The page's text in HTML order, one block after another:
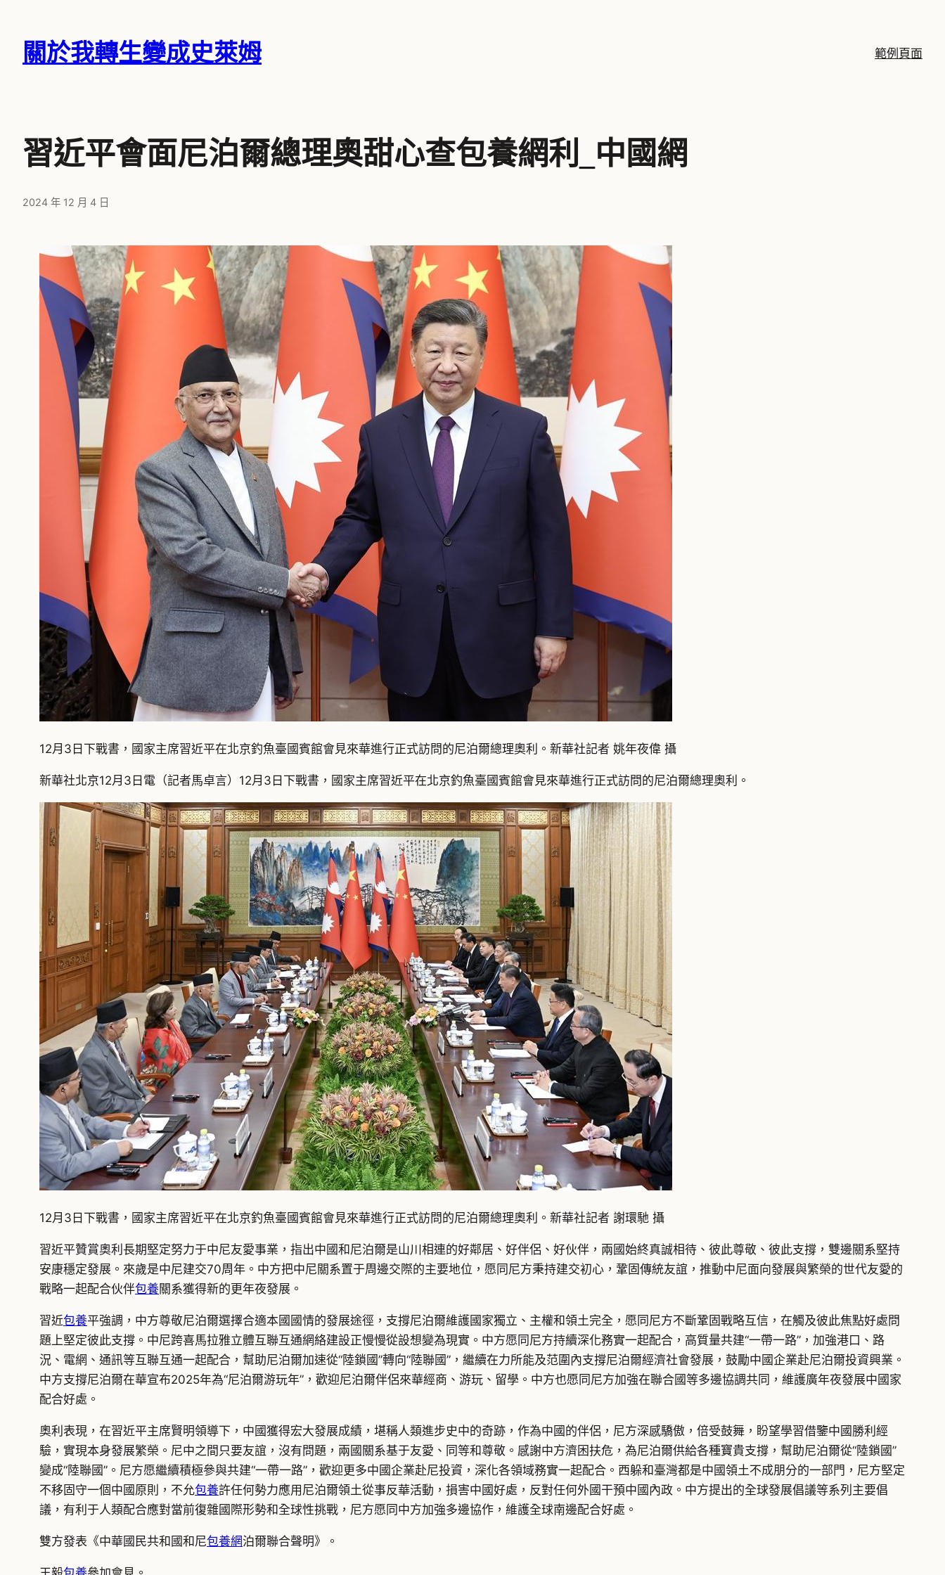
關於我轉生變成史萊姆 範例頁面
習近平會面尼泊爾總理奧甜心查包養網利_中國網
2024 年 12 月 4 日
12月3日下戰書，國家主席習近平在北京釣魚臺國賓館會見來華進行正式訪問的尼泊爾總理奧利。新華社記者 姚年夜偉 攝
新華社北京12月3日電（記者馬卓言）12月3日下戰書，國家主席習近平在北京釣魚臺國賓館會見來華進行正式訪問的尼泊爾總理奧利。
12月3日下戰書，國家主席習近平在北京釣魚臺國賓館會見來華進行正式訪問的尼泊爾總理奧利。新華社記者 謝環馳 攝
習近平贊賞奧利長期堅定努力于中尼友愛事業，指出中國和尼泊爾是山川相連的好鄰居、好伴侶、好伙伴，兩國始終真誠相待、彼此尊敬、彼此支撐，雙邊關系堅持
安康穩定發展。來歲是中尼建交70周年。中方把中尼關系置于周邊交際的主要地位，愿同尼方秉持建交初心，鞏固傳統友誼，推動中尼面向發展與繁榮的世代友愛的
戰略一起配合伙伴包養關系獲得新的更年夜發展。
習近包養平強調，中方尊敬尼泊爾選擇合適本國國情的發展途徑，支撐尼泊爾維護國家獨立、主權和領土完全，愿同尼方不斷鞏固戰略互信，在觸及彼此焦點好處問
題上堅定彼此支撐。中尼跨喜馬拉雅立體互聯互通網絡建設正慢慢從設想變為現實。中方愿同尼方持續深化務實一起配合，高質量共建“一帶一路”，加強港口、路
況、電網、通訊等互聯互通一起配合，幫助尼泊爾加速從“陸鎖國”轉向“陸聯國”，繼續在力所能及范圍內支撐尼泊爾經濟社會發展，鼓勵中國企業赴尼泊爾投資興業。
中方支撐尼泊爾在華宣布2025年為“尼泊爾游玩年”，歡迎尼泊爾伴侶來華經商、游玩、留學。中方也愿同尼方加強在聯合國等多邊協調共同，維護廣年夜發展中國家
配合好處。
奧利表現，在習近平主席賢明領導下，中國獲得宏大發展成績，堪稱人類進步史中的奇跡，作為中國的伴侶，尼方深感驕傲，倍受鼓舞，盼望學習借鑒中國勝利經
驗，實現本身發展繁榮。尼中之間只要友誼，沒有問題，兩國關系基于友愛、同等和尊敬。感謝中方濟困扶危，為尼泊爾供給各種寶貴支撐，幫助尼泊爾從“陸鎖國”
變成“陸聯國”。尼方愿繼續積極參與共建“一帶一路”，歡迎更多中國企業赴尼投資，深化各領域務實一起配合。西躲和臺灣都是中國領土不成朋分的一部門，尼方堅定
不移固守一個中國原則，不允包養許任何勢力應用尼泊爾領土從事反華活動，損害中國好處，反對任何外國干預中國內政。中方提出的全球發展倡議等系列主要倡
議，有利于人類配合應對當前復雜國際形勢和全球性挑戰，尼方愿同中方加強多邊協作，維護全球南邊配合好處。
雙方發表《中華國民共和國和尼包養網泊爾聯合聲明》。